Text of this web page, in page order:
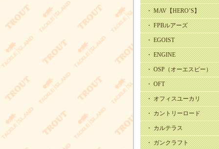
・ MAV【HERO’S】
・ FPBルアーズ
・ EGOIST
・ ENGINE
・ OSP（オーエスピー）
・ OFT
・ オフィスユーカリ
・ カントリーロード
・ カルテラス
・ ガンクラフト